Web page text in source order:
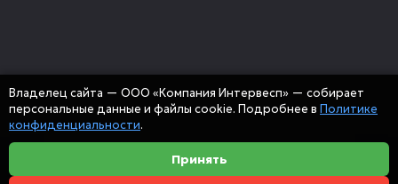
Владелец сайта — ООО «Компания Интервесп» — собирает
персональные данные и файлы cookie. Подробнее в Политике
конфиденциальности.
Принять